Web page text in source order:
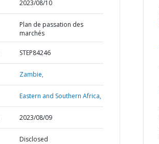
2023/08/10
Plan de passation des
marchés
STEP84246
Zambie,
Eastern and Southern Africa,
2023/08/09
Disclosed